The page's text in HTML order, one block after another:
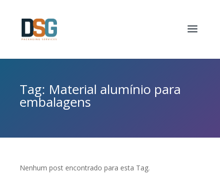
Tag: Material alumínio para
embalagens
Nenhum post encontrado para esta Tag.